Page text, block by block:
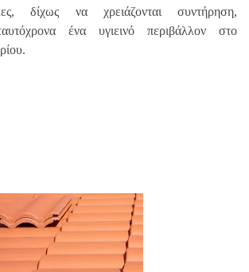
δίχως να χρειάζονται συντήρηση,
ένα υγιεινό περιβάλλον στο